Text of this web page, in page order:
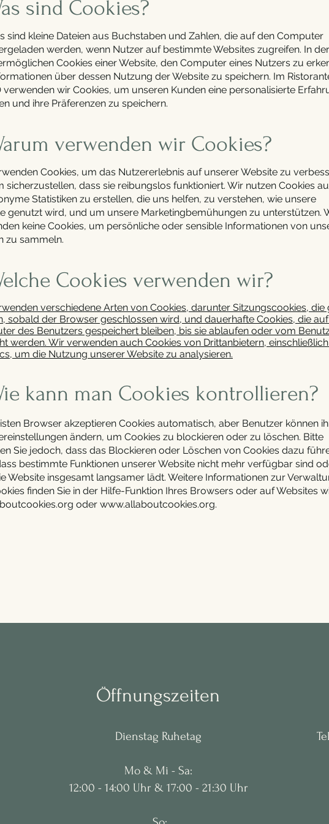
sind Cookies?
sind kleine Dateien aus Buchstaben und Zahlen, die auf den Computer
werden, wenn Nutzer auf bestimmte Websites zugreifen. In der
Cookies einer Website, den Computer eines Nutzers zu
über dessen Nutzung der Website zu speichern. Im
verwenden wir Cookies, um unseren Kunden eine personalisierte
und ihre Präferenzen zu speichern.
verwenden wir Cookies?
Cookies, um das Nutzererlebnis auf unserer Website zu
sicherzustellen, dass sie reibungslos funktioniert. Wir nutzen Cookies
Statistiken zu erstellen, die uns helfen, zu verstehen, wie unsere
genutzt wird, und um unsere Marketingbemühungen zu unterstützen.
keine Cookies, um persönliche oder sensible Informationen von
zu sammeln.
Cookies verwenden wir?
verschiedene Arten von Cookies, darunter Sitzungscookies, die
sobald der Browser geschlossen wird, und dauerhafte Cookies, die
des Benutzers gespeichert bleiben, bis sie ablaufen oder vom
werden. Wir verwenden auch Cookies von Drittanbietern,
um die Nutzung unserer Website zu analysieren.
kann man Cookies kontrollieren?
Browser akzeptieren Cookies automatisch, aber Benutzer können
ändern, um Cookies zu blockieren oder zu löschen. Bitte
Sie jedoch, dass das Blockieren oder Löschen von Cookies dazu
bestimmte Funktionen unserer Website nicht mehr verfügbar sind
Website insgesamt langsamer lädt. Weitere Informationen zur
finden Sie in der Hilfe-Funktion Ihres Browsers oder auf Websites
oder www.allaboutcookies.org.
Öffnungszeiten
Dienstag Ruhetag
Mo & Mi - Sa:
12:00 - 14:00 Uhr & 17:00 - 21:30 Uhr